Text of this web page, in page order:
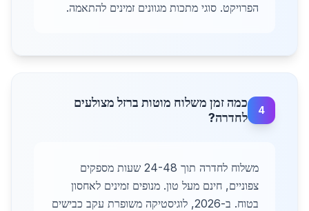
הפרויקט. סוגי מתכות מגוונים זמינים להתאמה.
4
כמה זמן משלוח מוטות ברזל מצולעים
לחדרה?
משלוח לחדרה תוך 24-48 שעות מספקים
צפוניים, חינם מעל טון. מנופים זמינים לאחסון
בטוח. ב-2026, לוגיסטיקה משופרת עקב כבישים